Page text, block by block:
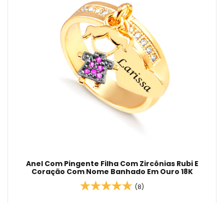
Anel Com Pingente Filha Com Zircônias Rubi E
Coração Com Nome Banhado Em Ouro 18K
(8)